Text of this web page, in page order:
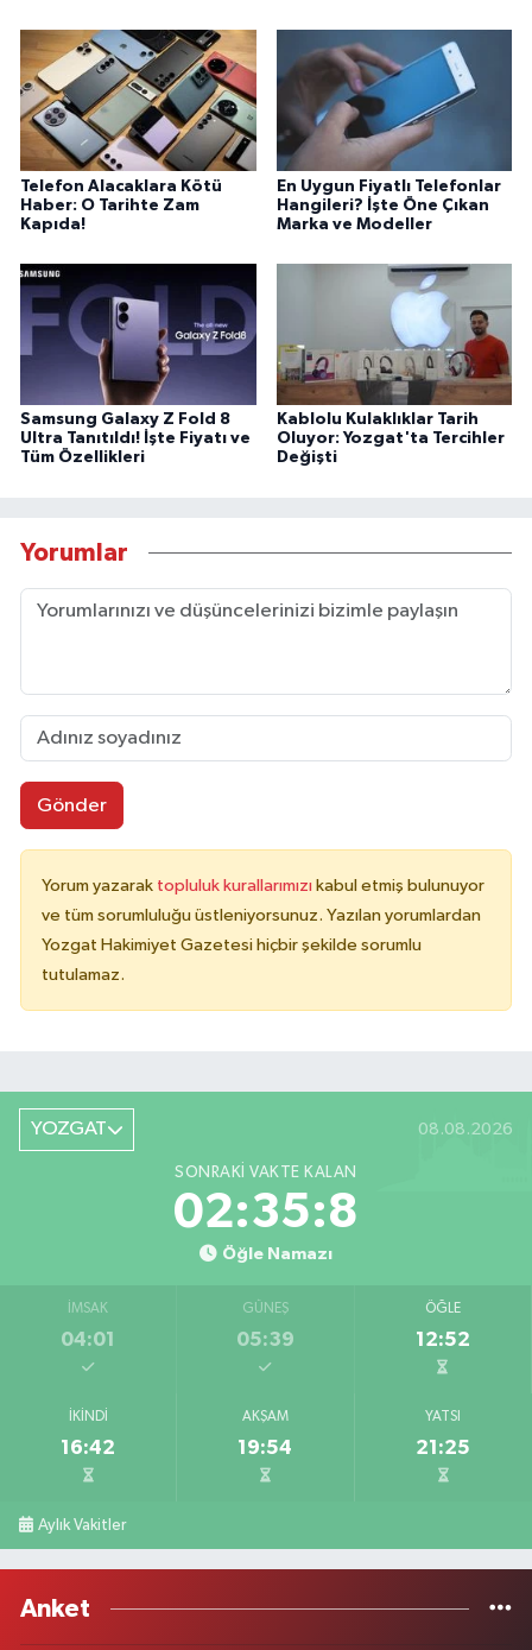
Telefon Alacaklara Kötü
Haber: O Tarihte Zam
Kapıda!
En Uygun Fiyatlı Telefonlar
Hangileri? İşte Öne Çıkan
Marka ve Modeller
Samsung Galaxy Z Fold 8
Ultra Tanıtıldı! İşte Fiyatı ve
Tüm Özellikleri
Kablolu Kulaklıklar Tarih
Oluyor: Yozgat'ta Tercihler
Değişti
Yorumlar
Gönder
Yorum yazarak topluluk kurallarımızı kabul etmiş bulunuyor
ve tüm sorumluluğu üstleniyorsunuz. Yazılan yorumlardan
Yozgat Hakimiyet Gazetesi hiçbir şekilde sorumlu
tutulamaz.
YOZGAT 08.08.2026
SONRAKI VAKTE KALAN
02:35:8
Öğle Namazı
İMSAK
04:01
GÜNEŞ
05:39
ÖĞLE
12:52
İKINDI
16:42
AKŞAM
19:54
YATSI
21:25
Aylık Vakitler
Anket